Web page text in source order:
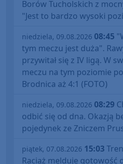
Borów Tucholskich z
"Jest to bardzo wysoki
niedziela, 09.08.2026 08:45
tym meczu jest duża".
przywitał się z IV ligą. W
meczu na tym poziomie
Brodnica aż 4:1 (FOTO)
niedziela, 09.08.2026 08:29
odbić się od dna. Okazją
pojedynek ze Zniczem
piątek, 07.08.2026 15:03
Raciąż melduje gotowość